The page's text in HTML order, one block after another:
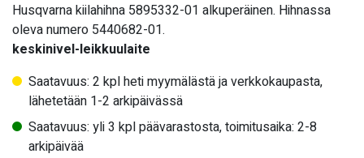
Husqvarna kiilahihna 5895332-01 alkuperäinen. Hihnassa
oleva numero 5440682-01.
keskinivel-leikkuulaite
Saatavuus: 2 kpl heti myymälästä ja verkkokaupasta,
lähetetään 1-2 arkipäivässä
Saatavuus: yli 3 kpl päävarastosta, toimitusaika: 2-8
arkipäivää